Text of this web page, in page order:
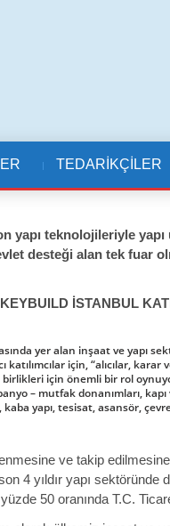
TEDARİKÇİLER
teknolojileriyle
desteği alan tek fuar
İSTANBUL
yer alan inşaat ve yapı
katılımcılar için, “alıcılar,
için önemli bir rol
– mutfak donanımları,
yapı, tesisat, asansör,
ve takip
4 yıldır yapı
50 oranında T.C.